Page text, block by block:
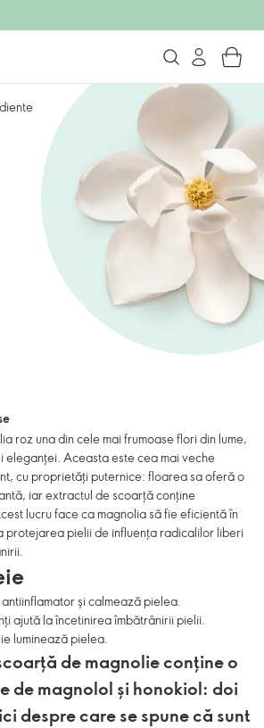
roz una din cele mai frumoase flori din lume,
eleganței. Aceasta este cea mai veche
cu proprietăți puternice: floarea sa oferă o
iar extractul de scoarță conține
lucru face ca magnolia să fie eficientă în
protejarea pielii de influența radicalilor liberi
și calmează pielea.
ajută la încetinirea îmbătrânirii pielii.
luminează pielea.
de magnolie conține o
de magnolol și honokiol: doi
despre care se spune că sunt